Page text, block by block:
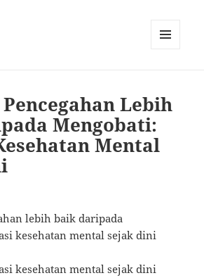
Lebih
Mengobati:
Mental
lebih baik daripada
kesehatan mental sejak dini
kesehatan mental sejak dini